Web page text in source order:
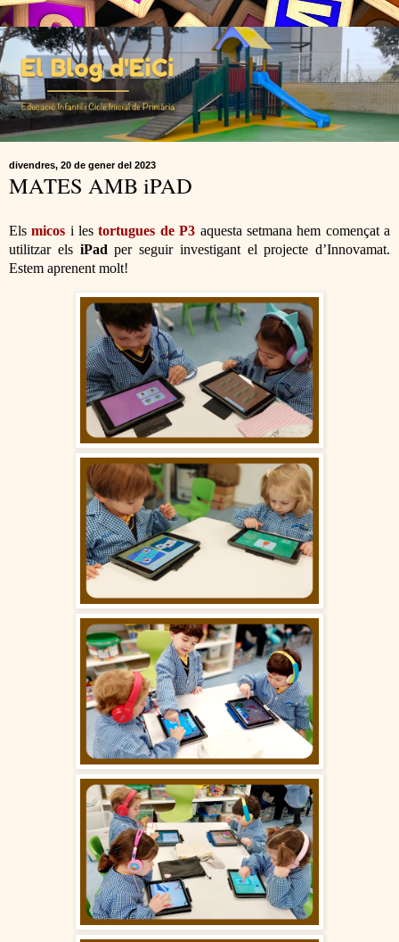
divendres, 20 de gener del 2023
MATES AMB iPAD
Elsmicos i lestortugues de P3 aquesta setmana hem començat a
utilitzar els iPadper seguir investigant el projecte d’Innovamat.
Estem aprenent molt!